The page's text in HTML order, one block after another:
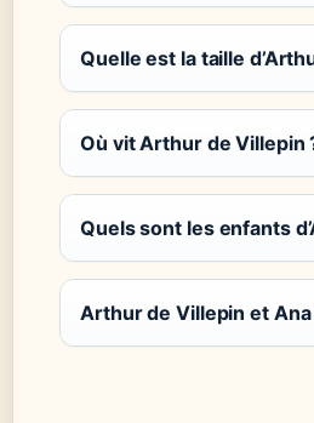
Quelle est la taille
Où vit Arthur de Villepin
Quels sont les enfants
Arthur de Villepin et